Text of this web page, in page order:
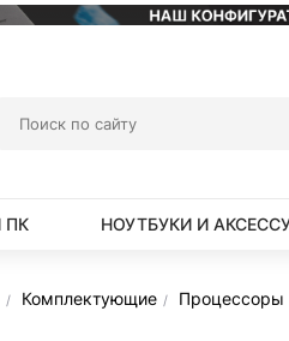
ПК НОУТБУКИ И
Комплектующие Процессоры